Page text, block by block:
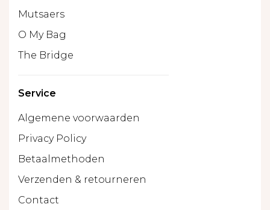
Mutsaers
O My Bag
The Bridge
Service
Algemene voorwaarden
Privacy Policy
Betaalmethoden
Verzenden & retourneren
Contact